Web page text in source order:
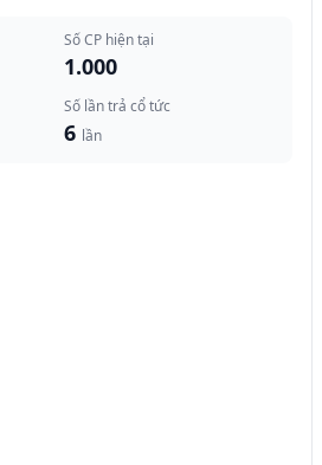
Số CP hiện tại
1.000
Số lần trả cổ tức
6 lần